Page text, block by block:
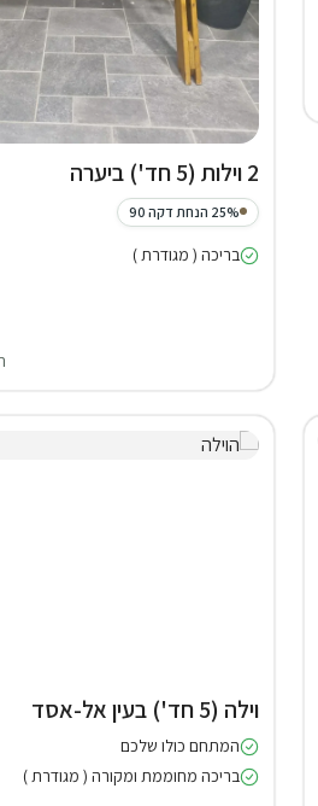
2 וילות (5 חד') ביערה
25% הנחת דקה 90
בריכה ( מגודרת )
וילה (5 חד') בעין אל-אסד
המתחם כולו שלכם
בריכה מחוממת ומקורה ( מגודרת )